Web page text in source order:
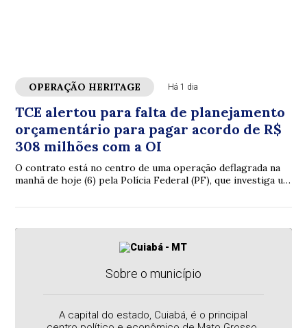
OPERAÇÃO HERITAGE Há 1 dia
TCE alertou para falta de planejamento
orçamentário para pagar acordo de R$
308 milhões com a OI
O contrato está no centro de uma operação deflagrada na
manhã de hoje (6) pela Polícia Federal (PF), que investiga um
cofres públicos do Estado.
Sobre o município
A capital do estado, Cuiabá, é o principal